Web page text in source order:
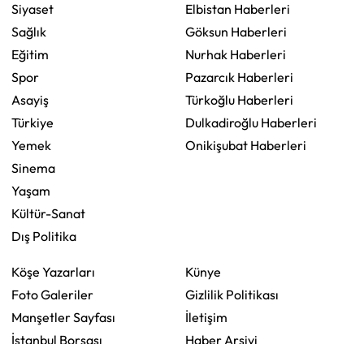
Siyaset
Sağlık
Eğitim
Spor
Asayiş
Türkiye
Yemek
Sinema
Yaşam
Kültür-Sanat
Dış Politika
Elbistan Haberleri
Göksun Haberleri
Nurhak Haberleri
Pazarcık Haberleri
Türkoğlu Haberleri
Dulkadiroğlu Haberleri
Onikişubat Haberleri
Köşe Yazarları
Foto Galeriler
Manşetler Sayfası
İstanbul Borsası
Künye
Gizlilik Politikası
İletişim
Haber Arşivi